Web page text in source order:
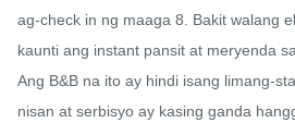
ag-check in ng maaga 8. Bakit walang
kaunti ang instant pansit at meryenda
Ang B&B na ito ay hindi isang limang-
nisan at serbisyo ay kasing ganda